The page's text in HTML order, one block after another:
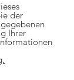
der
Ihrer